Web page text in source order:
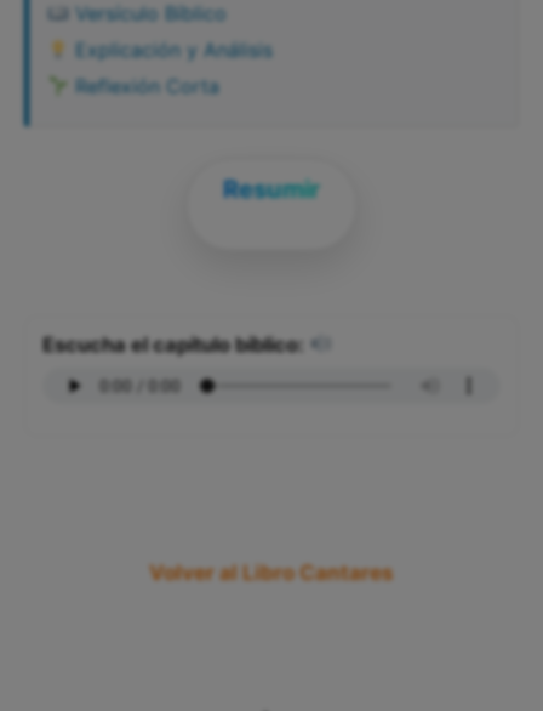
Versículo Bíblico
Explicación y Análisis
Reflexión Corta
Resumir
Escucha el capítulo bíblico:
Volver al Libro Cantares